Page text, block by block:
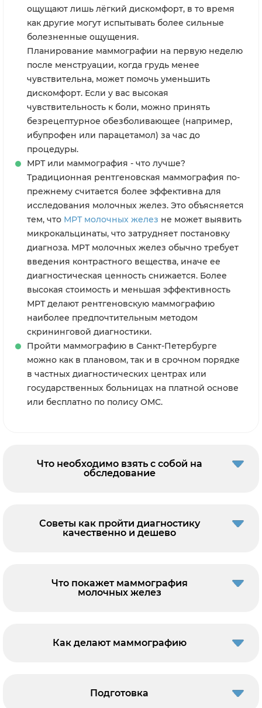
ощущают лишь лёгкий дискомфорт, в то время
как другие могут испытывать более сильные
болезненные ощущения.
Планирование маммографии на первую неделю
после менструации, когда грудь менее
чувствительна, может помочь уменьшить
дискомфорт. Если у вас высокая
чувствительность к боли, можно принять
безрецептурное обезболивающее (например,
ибупрофен или парацетамол) за час до
процедуры.
МРТ или маммография - что лучше?
Традиционная рентгеновская маммография по-
прежнему считается более эффективна для
исследования молочных желез. Это объясняется
тем, что МРТ молочных желез не может выявить
микрокальцинаты, что затрудняет постановку
диагноза. МРТ молочных желез обычно требует
введения контрастного вещества, иначе ее
диагностическая ценность снижается. Более
высокая стоимость и меньшая эффективность
МРТ делают рентгеновскую маммографию
наиболее предпочтительным методом
скрининговой диагностики.
Пройти маммографию в Санкт-Петербурге
можно как в плановом, так и в срочном порядке
в частных диагностических центрах или
государственных больницах на платной основе
или бесплатно по полису ОМС.
Что необходимо взять с собой на
обследование
Советы как пройти диагностику
качественно и дешево
Что покажет маммография
молочных желез
Как делают маммографию
Подготовка